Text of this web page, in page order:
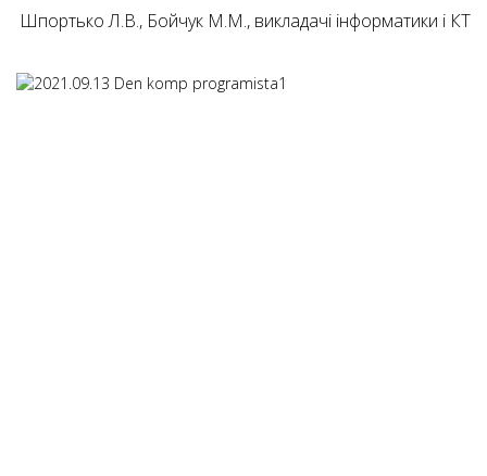
Шпортько Л.В., Бойчук М.М., викладачі інформатики і КТ